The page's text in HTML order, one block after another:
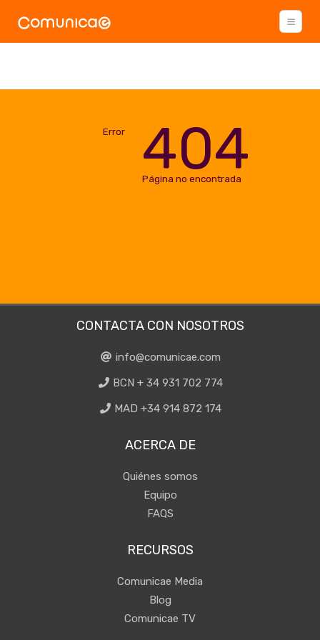
Error 404
Página no encontrada
CONTACTA CON NOSOTROS
info@comunicae.com
BCN + 34 931 702 774
MAD +34 914 872 174
ACERCA DE
Quiénes somos
Equipo
FAQS
RECURSOS
Comunicae Media
Blog
Comunicae TV